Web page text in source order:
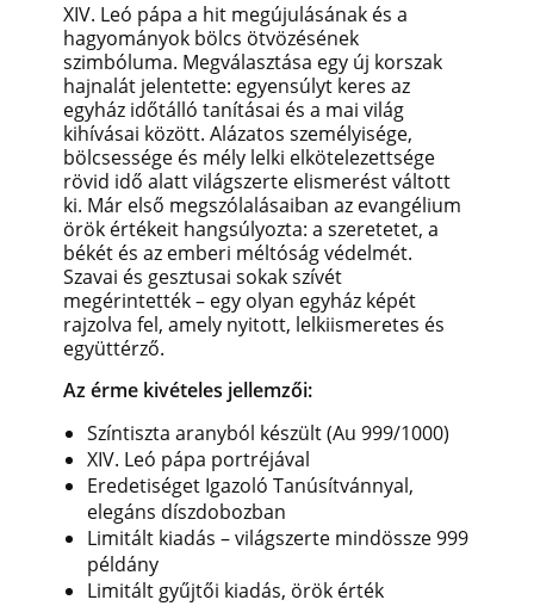
XIV. Leó pápa a hit megújulásának és a
hagyományok bölcs ötvözésének
szimbóluma. Megválasztása egy új korszak
hajnalát jelentette: egyensúlyt keres az
egyház időtálló tanításai és a mai világ
kihívásai között. Alázatos személyisége,
bölcsessége és mély lelki elkötelezettsége
rövid idő alatt világszerte elismerést váltott
ki. Már első megszólalásaiban az evangélium
örök értékeit hangsúlyozta: a szeretetet, a
békét és az emberi méltóság védelmét.
Szavai és gesztusai sokak szívét
megérintették – egy olyan egyház képét
rajzolva fel, amely nyitott, lelkiismeretes és
együttérző.
Az érme kivételes jellemzői:
Színtiszta aranyból készült (Au 999/1000)
XIV. Leó pápa portréjával
Eredetiséget Igazoló Tanúsítvánnyal,
elegáns díszdobozban
Limitált kiadás – világszerte mindössze 999
példány
Limitált gyűjtői kiadás, örök érték